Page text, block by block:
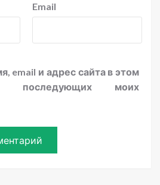
Email
email и адрес сайта в этом
последующих моих